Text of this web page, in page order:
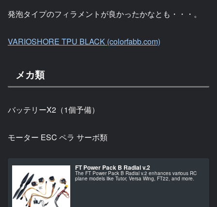
発泡タイプのフィラメントが良かったかなとも・・・。
VARIOSHORE TPU BLACK (colorfabb.com)
メカ類
バッテリーX2（1個予備）
モーター ESC ペラ サーボ類
FT Power Pack B Radial v.2
The FT Power Pack B Radial v.2 enhances various RC
plane models like Tutor, Versa Wing, FT22, and more.